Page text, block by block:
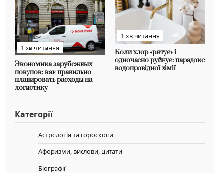
1 хв читання
Экономика зарубежных
покупок: как правильно
планировать расходы на
логистику
1 хв читання
Коли хлор «рятує» і
одночасно руйнує: парадокс
водопровідної хімії
Категорії
Астрологія та гороскопи
Афоризми, вислови, цитати
Біографії